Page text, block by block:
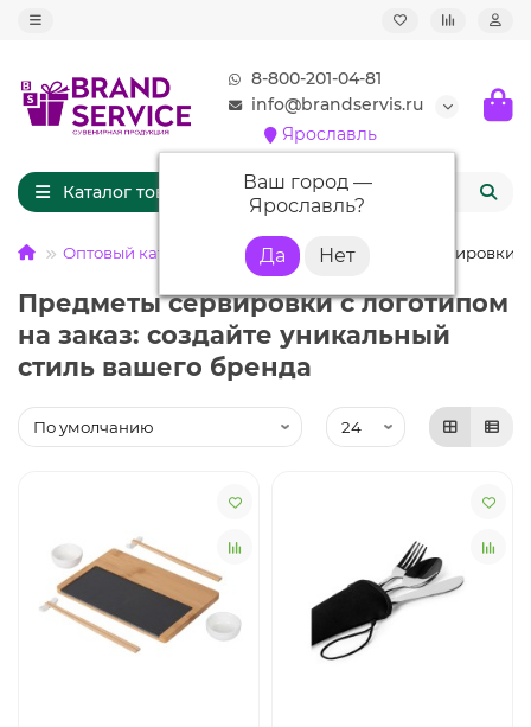
8-800-201-04-81
info@brandservis.ru
Ярославль
Ваш город —
Ярославль?
Каталог товаров
Оптовый каталог ПОСУДА Предметы сервировки
Предметы сервировки с логотипом
на заказ: создайте уникальный
стиль вашего бренда